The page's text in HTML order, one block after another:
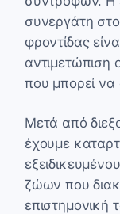
συνεργάτη
φροντίδας
αντιμετώπιση
που μπορεί να
Μετά από
έχουμε
ζώων που
επιστημονική